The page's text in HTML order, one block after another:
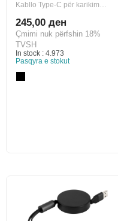
Kabllo Type-C për karikim…
245,00 ден
Çmimi nuk përfshin 18%
TVSH
In stock : 4.973
Pasqyra e stokut